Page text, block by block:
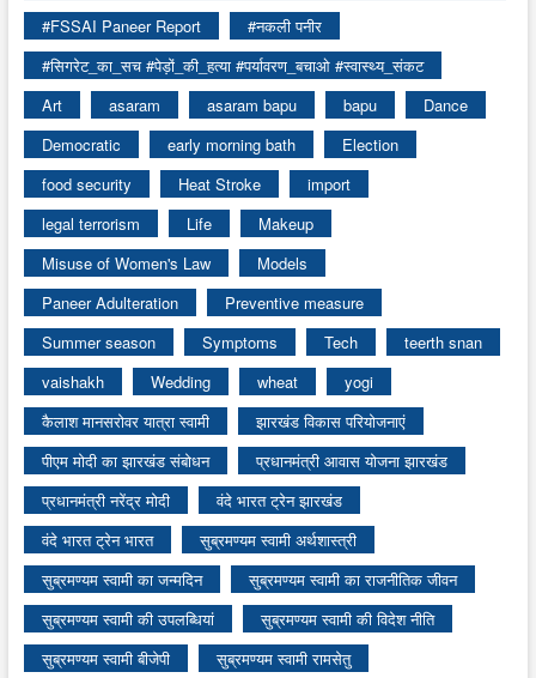
#FSSAI Paneer Report
#नकली पनीर
#सिगरेट_का_सच #पेड़ों_की_हत्या #पर्यावरण_बचाओ #स्वास्थ्य_संकट
Art
asaram asaram bapu bapu
Dance
Democratic
early morning bath
Election
food security
Heat Stroke
import
legal terrorism
Life
Makeup
Misuse of Women's Law
Models
Paneer Adulteration
Preventive measure
Summer season
Symptoms Tech
teerth snan
vaishakh
Wedding wheat
yogi
कैलाश मानसरोवर यात्रा स्वामी
झारखंड विकास परियोजनाएं
पीएम मोदी का झारखंड संबोधन
प्रधानमंत्री आवास योजना झारखंड
प्रधानमंत्री नरेंद्र मोदी
वंदे भारत ट्रेन झारखंड
वंदे भारत ट्रेन भारत
सुब्रमण्यम स्वामी अर्थशास्त्री
सुब्रमण्यम स्वामी का जन्मदिन
सुब्रमण्यम स्वामी का राजनीतिक जीवन
सुब्रमण्यम स्वामी की उपलब्धियां
सुब्रमण्यम स्वामी की विदेश नीति
सुब्रमण्यम स्वामी बीजेपी
सुब्रमण्यम स्वामी रामसेतु